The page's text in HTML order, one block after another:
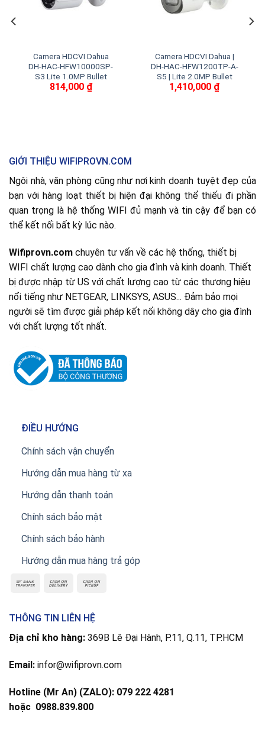
Camera HDCVI Dahua
DH-HAC-HFW10000SP-
S3 Lite 1.0MP Bullet
814,000 ₫
Camera HDCVI Dahua |
DH-HAC-HFW1200TP-A-
S5 | Lite 2.0MP Bullet
1,410,000 ₫
GIỚI THIỆU WIFIPROVN.COM
Ngôi nhà, văn phòng cũng như nơi kinh doanh tuyệt đẹp của
bạn với hàng loạt thiết bị hiện đại không thể thiếu đi phần
quan trọng là hệ thống WIFI đủ mạnh và tin cậy để bạn có
thể kết nối bất kỳ lúc nào.
Wifiprovn.com chuyên tư vấn về các hệ thống, thiết bị
WIFI chất lượng cao dành cho gia đình và kinh doanh. Thiết
bị được nhập từ US với chất lượng cao từ các thương hiệu
nổi tiếng như NETGEAR, LINKSYS, ASUS... Đảm bảo mọi
người sẽ tìm được giải pháp kết nối không dây cho gia đình
với chất lượng tốt nhất.
ĐIỀU HƯỚNG
Chính sách vận chuyển
Hướng dẫn mua hàng từ xa
Hướng dẫn thanh toán
Chính sách bảo mật
Chính sách bảo hành
Hướng dẫn mua hàng trả góp
THÔNG TIN LIÊN HỆ
Địa chỉ kho hàng: 369B Lê Đại Hành, P.11, Q.11, TP.HCM
Email: infor@wifiprovn.com
Hotline (Mr An) (ZALO): 079 222 4281
hoặc 0988.839.800